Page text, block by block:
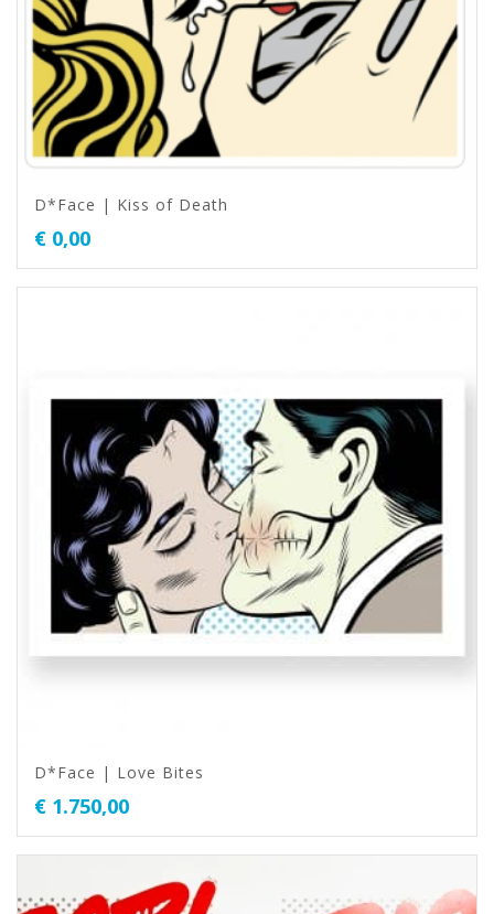
D*Face | Kiss of Death
€ 0,00
D*Face | Love Bites
€ 1.750,00